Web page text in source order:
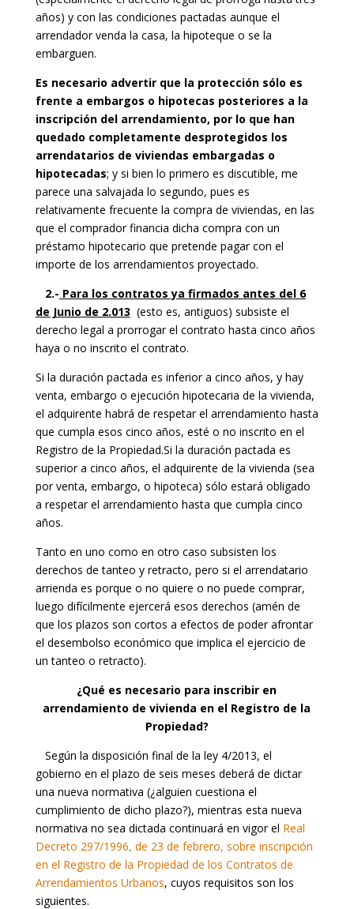
años) y con las condiciones pactadas aunque el
arrendador venda la casa, la hipoteque o se la
embarguen.
Es necesario advertir que la protección sólo es
frente a embargos o hipotecas posteriores a la
inscripción del arrendamiento, por lo que han
quedado completamente desprotegidos los
arrendatarios de viviendas embargadas o
hipotecadas; y si bien lo primero es discutible, me
parece una salvajada lo segundo, pues es
relativamente frecuente la compra de viviendas, en las
que el comprador financia dicha compra con un
préstamo hipotecario que pretende pagar con el
importe de los arrendamientos proyectado.
2.- Para los contratos ya firmados antes del 6
de Junio de 2.013 (esto es, antiguos) subsiste el
derecho legal a prorrogar el contrato hasta cinco años
haya o no inscrito el contrato.
Si la duración pactada es inferior a cinco años, y hay
venta, embargo o ejecución hipotecaria de la vivienda,
el adquirente habrá de respetar el arrendamiento hasta
que cumpla esos cinco años, esté o no inscrito en el
Registro de la Propiedad.Si la duración pactada es
superior a cinco años, el adquirente de la vivienda (sea
por venta, embargo, o hipoteca) sólo estará obligado
a respetar el arrendamiento hasta que cumpla cinco
años.
Tanto en uno como en otro caso subsisten los
derechos de tanteo y retracto, pero si el arrendatario
arrienda es porque o no quiere o no puede comprar,
luego difícilmente ejercerá esos derechos (amén de
que los plazos son cortos a efectos de poder afrontar
el desembolso económico que implica el ejercicio de
un tanteo o retracto).
¿Qué es necesario para inscribir en
arrendamiento de vivienda en el Registro de la
Propiedad?
Según la disposición final de la ley 4/2013, el
gobierno en el plazo de seis meses deberá de dictar
una nueva normativa (¿alguien cuestiona el
cumplimiento de dicho plazo?), mientras esta nueva
normativa no sea dictada continuará en vigor el Real
Decreto 297/1996, de 23 de febrero, sobre inscripción
en el Registro de la Propiedad de los Contratos de
Arrendamientos Urbanos, cuyos requisitos son los
siguientes.